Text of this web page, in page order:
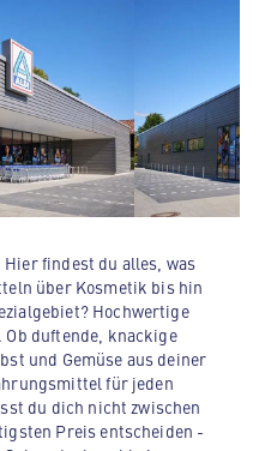
findest du alles, was
über Kosmetik bis hin
Hochwertige
duftende, knackige
und Gemüse aus deiner
für jeden
du dich nicht zwischen
Preis entscheiden -